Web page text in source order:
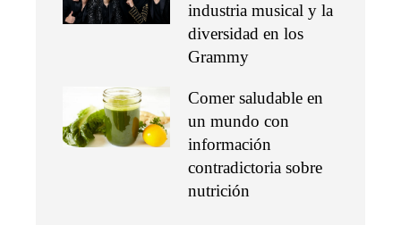
industria musical y la
diversidad en los
Grammy
Comer saludable en
un mundo con
información
contradictoria sobre
nutrición